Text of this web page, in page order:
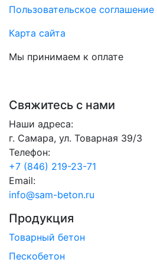
Пользовательское соглашение
Карта сайта
Мы принимаем к оплате
Свяжитесь с нами
Наши адреса:
г. Самара, ул. Товарная 39/3
Телефон:
+7 (846) 219-23-71
Email:
info@sam-beton.ru
Продукция
Товарный бетон
Пескобетон